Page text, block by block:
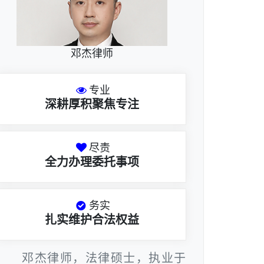
邓杰律师
专业
深耕厚积聚焦专注
尽责
全力办理委托事项
务实
扎实维护合法权益
邓杰律师，法律硕士，执业于